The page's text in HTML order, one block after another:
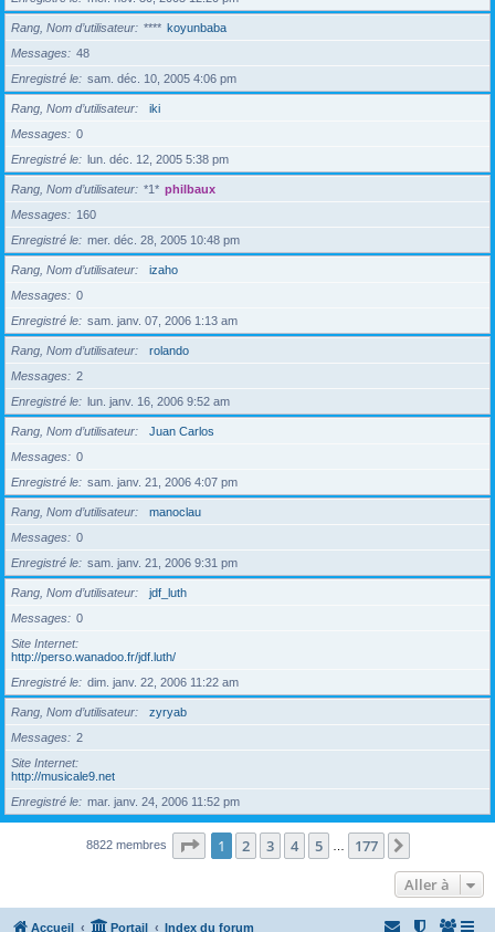
Rang, Nom d’utilisateur **** koyunbaba
Messages
48
Enregistré le
sam. déc. 10, 2005 4:06 pm
Rang, Nom d’utilisateur
iki
Messages
0
Enregistré le
lun. déc. 12, 2005 5:38 pm
Rang, Nom d’utilisateur *1* philbaux
Messages
160
Enregistré le
mer. déc. 28, 2005 10:48 pm
Rang, Nom d’utilisateur
izaho
Messages
0
Enregistré le
sam. janv. 07, 2006 1:13 am
Rang, Nom d’utilisateur
rolando
Messages
2
Enregistré le
lun. janv. 16, 2006 9:52 am
Rang, Nom d’utilisateur
Juan Carlos
Messages
0
Enregistré le
sam. janv. 21, 2006 4:07 pm
Rang, Nom d’utilisateur
manoclau
Messages
0
Enregistré le
sam. janv. 21, 2006 9:31 pm
Rang, Nom d’utilisateur
jdf_luth
Messages
0
Site Internet
http://perso.wanadoo.fr/jdf.luth/
Enregistré le
dim. janv. 22, 2006 11:22 am
Rang, Nom d’utilisateur
zyryab
Messages
2
Site Internet
http://musicale9.net
Enregistré le
mar. janv. 24, 2006 11:52 pm
8822 membres Page 1sur177
1 2 3 4 5 177
Aller à
Accueil Portail Index du forum